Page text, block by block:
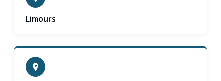
Limours